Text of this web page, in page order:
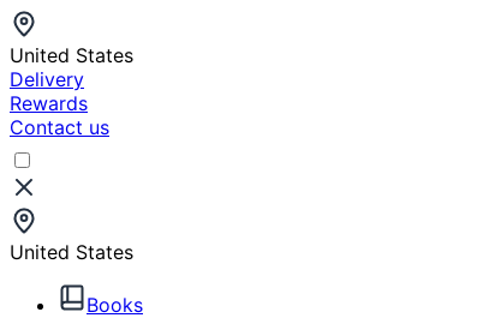
United States
Delivery
Rewards
Contact us
United States
Books